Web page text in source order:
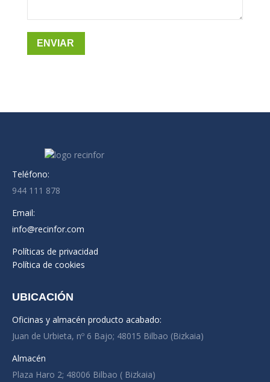
ENVIAR
Teléfono:
944 111 878
Email:
info@recinfor.com
Políticas de privacidad
Política de cookies
UBICACIÓN
Oficinas y almacén producto acabado:
Juan de Urbieta, nº 6 Bajo; 48015 Bilbao (Bizkaia)
Almacén
Plaza Haro 2; 48006 Bilbao ( Bizkaia)